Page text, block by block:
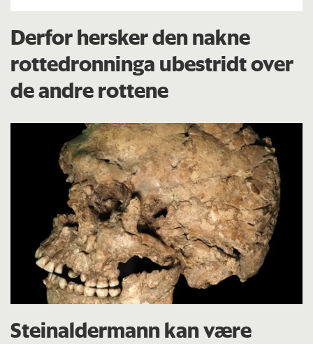
Derfor hersker den nakne
rottedronninga ubestridt over
de andre rottene
Steinaldermann kan være